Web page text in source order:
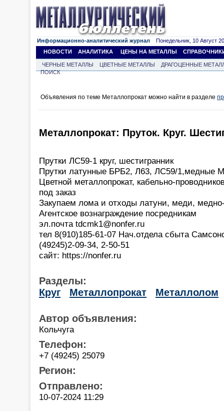
Информационно-аналитический журнал Понедельник, 10 Август
НОВОСТИ
АНАЛИТИКА ЦЕНЫ НА МЕТАЛЛЫ
ЧЕРНЫЕ МЕТАЛЛЫ ЦВЕТНЫЕ МЕТАЛЛЫ
ДРАГОЦЕННЫЕ
ПОИСК
Объявления по теме Металлопрокат можно найти в разделе
Металлопрокат: Пруток. Круг.
Прутки ЛС59-1 круг, шестигранник
Прутки латунные БРБ2, Л63, ЛС59/
Цветной металлопрокат, кабельно-
под заказ
Закупаем лома и отходы латуни, меди,
Агентское вознаграждение посредникам
эл.почта tdcmk1@nonfer.ru
тел 8(910)185-61-07 Нач.отдела сбыта
(49245)2-09-34, 2-50-51
сайт: https://nonfer.ru
Разделы:
Круг
Металлопрокат Металлолом
Автор объявления:
Кольчуга
Телефон:
+7 (49245) 25079
Регион:
Отправлено:
10-07-2024 11:29